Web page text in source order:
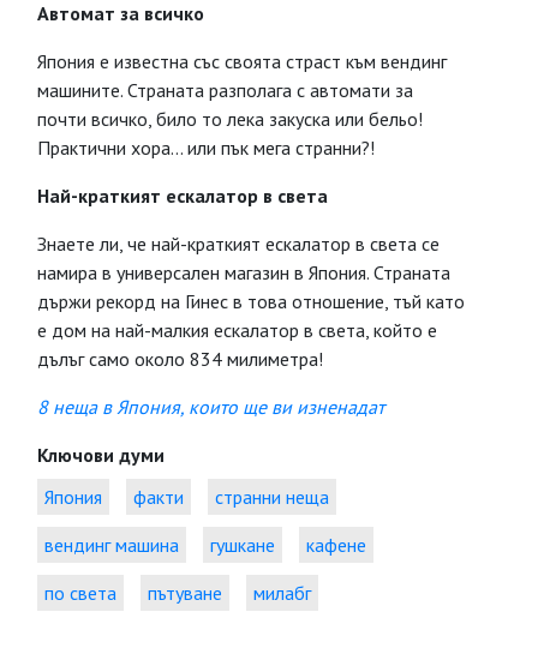
Автомат за всичко
Япония е известна със своята страст към вендинг
машините. Страната разполага с автомати за
почти всичко, било то лека закуска или бельо!
Практични хора... или пък мега странни?!
Най-краткият ескалатор в света
Знаете ли, че най-краткият ескалатор в света се
намира в универсален магазин в Япония. Страната
държи рекорд на Гинес в това отношение, тъй като
е дом на най-малкия ескалатор в света, който е
дълъг само около 834 милиметра!
8 неща в Япония, които ще ви изненадат
Ключови думи
Япония
факти
странни неща
вендинг машина
гушкане
кафене
по света
пътуване милабг